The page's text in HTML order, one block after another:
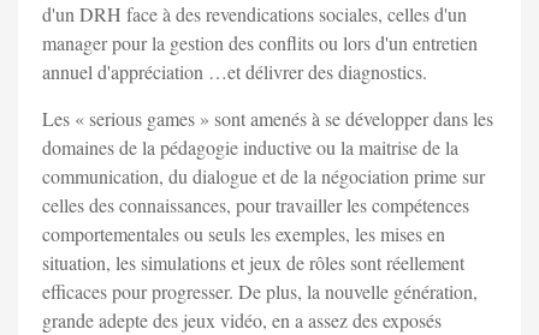
d'un DRH face à des revendications sociales, celles d'un
manager pour la gestion des conflits ou lors d'un entretien
annuel d'appréciation …et délivrer des diagnostics.
Les « serious games » sont amenés à se développer dans les
domaines de la pédagogie inductive ou la maitrise de la
communication, du dialogue et de la négociation prime sur
celles des connaissances, pour travailler les compétences
comportementales ou seuls les exemples, les mises en
situation, les simulations et jeux de rôles sont réellement
efficaces pour progresser. De plus, la nouvelle génération,
grande adepte des jeux vidéo, en a assez des exposés